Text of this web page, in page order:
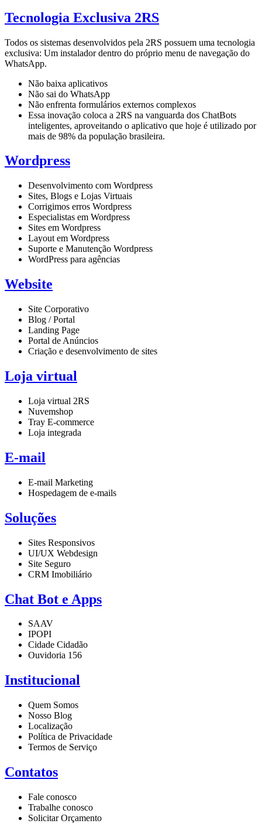
Tecnologia Exclusiva 2RS
Todos os sistemas desenvolvidos pela 2RS possuem uma tecnologia
exclusiva: Um instalador dentro do próprio menu de navegação do
WhatsApp.
Não baixa aplicativos
Não sai do WhatsApp
Não enfrenta formulários externos complexos
Essa inovação coloca a 2RS na vanguarda dos ChatBots
inteligentes, aproveitando o aplicativo que hoje é utilizado por
mais de 98% da população brasileira.
Wordpress
Desenvolvimento com Wordpress
Sites, Blogs e Lojas Virtuais
Corrigimos erros Wordpress
Especialistas em Wordpress
Sites em Wordpress
Layout em Wordpress
Suporte e Manutenção Wordpress
WordPress para agências
Website
Site Corporativo
Blog / Portal
Landing Page
Portal de Anúncios
Criação e desenvolvimento de sites
Loja virtual
Loja virtual 2RS
Nuvemshop
Tray E-commerce
Loja integrada
E-mail
E-mail Marketing
Hospedagem de e-mails
Soluções
Sites Responsivos
UI/UX Webdesign
Site Seguro
CRM Imobiliário
Chat Bot e Apps
SAAV
IPOPI
Cidade Cidadão
Ouvidoria 156
Institucional
Quem Somos
Nosso Blog
Localização
Política de Privacidade
Termos de Serviço
Contatos
Fale conosco
Trabalhe conosco
Solicitar Orçamento